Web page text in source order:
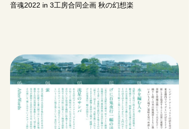
音魂2022 in 3工房合同企画 秋の幻想楽